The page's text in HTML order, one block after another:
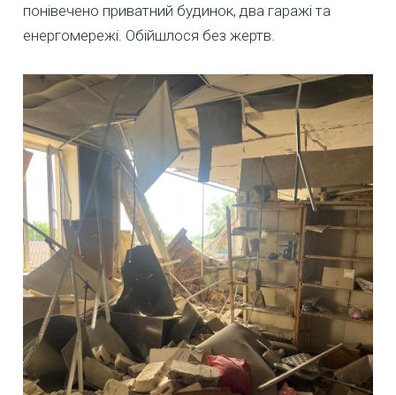
понівечено приватний будинок, два гаражі та
енергомережі. Обійшлося без жертв.